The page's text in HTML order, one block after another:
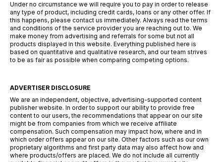
Under no circumstance we will require you to pay in order to release
any type of product, including credit cards, loans or any other offer. If
this happens, please contact us immediately. Always read the terms
and conditions of the service provider you are reaching out to. We
make money from advertising and referrals for some but not all
products displayed in this website. Everything published here is
based on quantitative and qualitative research, and our team strives
to be as fair as possible when comparing competing options.
ADVERTISER DISCLOSURE
We are an independent, objective, advertising-supported content
publisher website. In order to support our ability to provide free
content to our users, the recommendations that appear on our site
might be from companies from which we receive affiliate
compensation. Such compensation may impact how, where and in
which order offers appear on our site. Other factors such as our own
proprietary algorithms and first party data may also affect how and
where products/offers are placed. We do not include all currently